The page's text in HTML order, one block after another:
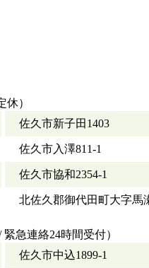
休）
佐久市新子田1403
佐久市入澤811-1
佐久市協和2354-1
北佐久郡御代田町大字馬
急連絡24時間受付）
佐久市中込1899-1